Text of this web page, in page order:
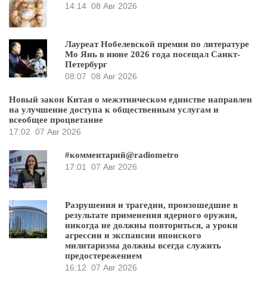
14:14 08 Авг 2026
Лауреат Нобелевской премии по литературе
Мо Янь в июне 2026 года посещал Санкт-
Петербург
08:07 08 Авг 2026
Новый закон Китая о межэтническом единстве направлен
на улучшение доступа к общественным услугам и
всеобщее процветание
17:02 07 Авг 2026
#комментарий@radiometro
17:01
07 Авг 2026
Разрушения и трагедии, произошедшие в
результате применения ядерного оружия,
никогда не должны повториться, а уроки
агрессии и экспансии японского
милитаризма должны всегда служить
предостережением
16:12 07 Авг 2026